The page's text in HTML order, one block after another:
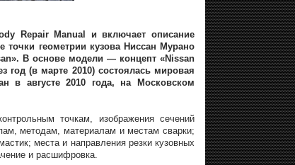
Repair Manual и включает описание
геометрии кузова Ниссан Мурано
В основе модели — концепт «Nissan
год (в марте 2010) состоялась мировая
в августе 2010 года, на Московском
точкам, изображения сечений
методам, материалам и местам сварки;
места и направления резки кузовных
и расшифровка.